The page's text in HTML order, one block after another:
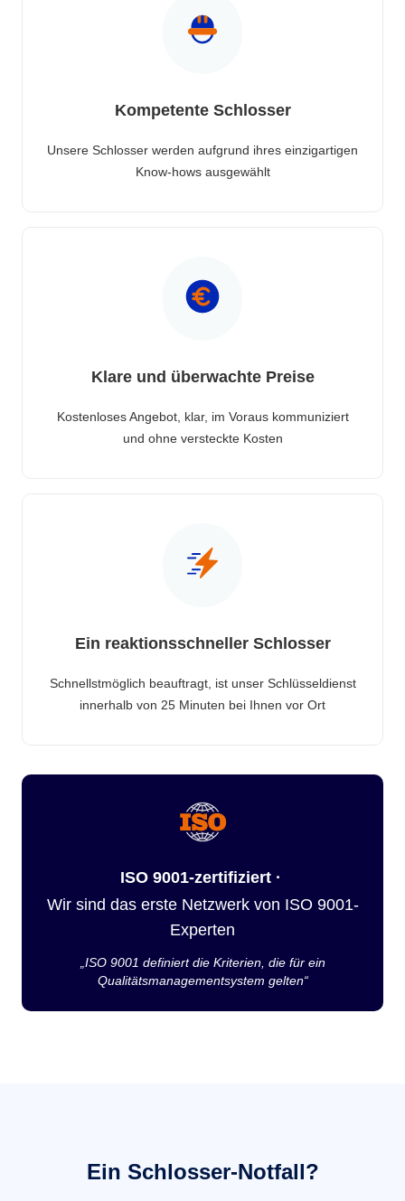
Kompetente Schlosser
Unsere Schlosser werden aufgrund ihres einzigartigen
Know-hows ausgewählt
Klare und überwachte Preise
Kostenloses Angebot, klar, im Voraus kommuniziert
und ohne versteckte Kosten
Ein reaktionsschneller Schlosser
Schnellstmöglich beauftragt, ist unser Schlüsseldienst
innerhalb von 25 Minuten bei Ihnen vor Ort
ISO 9001-zertifiziert ·
Wir sind das erste Netzwerk von ISO 9001-
Experten
„ISO 9001 definiert die Kriterien, die für ein
Qualitätsmanagementsystem gelten“
Ein Schlosser-Notfall?